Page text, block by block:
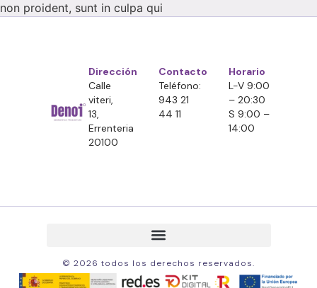
non proident, sunt in culpa qui
Dirección
Calle
viteri,
13,
Errenteria
20100
Contacto
Teléfono:
943 21
44 11
Horario
L-V 9:00
– 20:30
S 9:00 –
14:00
© 2026 todos los derechos reservados.